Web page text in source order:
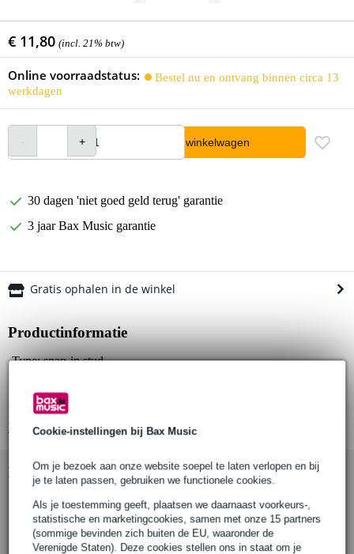
Cookie-instellingen bij Bax Music
Om je bezoek aan onze website soepel te laten verlopen en bij
je te laten passen, gebruiken we functionele cookies.
Als je toestemming geeft, plaatsen we daarnaast voorkeurs-,
statistische en marketingcookies, samen met onze 15 partners
(sommige bevinden zich buiten de EU, waaronder de
Verenigde Staten). Deze cookies stellen ons in staat om je
€ 11,80 (incl. 21% btw)
Online voorraadstatus:
Bestel nu en ontvang binnen circa 13
werkdagen
In winkelwagen
30 dagen 'niet goed geld terug' garantie
3 jaar Bax Music garantie
Gratis ophalen in de winkel
Productinformatie
Type: snap-in stud
Materiaal: roestvrij staal
Bekijk alle productspecificaties
Bekijk ook eens (1)